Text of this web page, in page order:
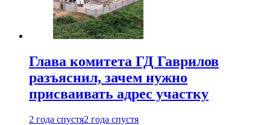
Глава комитета ГД Гаврилов
разъяснил, зачем нужно
присваивать адрес участку
2 года спустя2 года спустя